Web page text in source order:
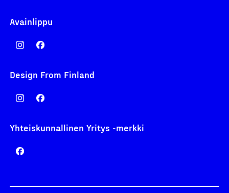
Avainlippu
Design From Finland
Yhteiskunnallinen Yritys -merkki